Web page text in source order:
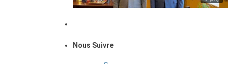
Nous Suivre